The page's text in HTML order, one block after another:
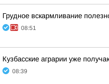
Грудное вскармливание
08:51
Кузбасские аграрии уже
08:39